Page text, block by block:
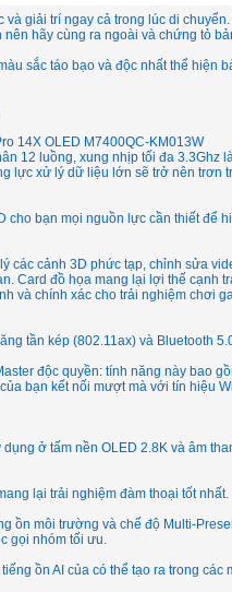
giải trí ngay cả trong lúc di
hãy cùng ra ngoài và chứng tỏ
sắc táo bạo và độc nhất thể hiện
14X OLED M7400QC-KM013W
12 luồng, xung nhịp tối đa 3.3Ghz
lực xử lý dữ liệu lớn sẽ trở nên trơn
bạn mọi nguồn lực cần thiết để
các cảnh 3D phức tạp, chỉnh sửa
Card đồ họa mang lại lợi thế cạnh
và chính xác cho trải nghiệm chơi
tần kép (802.11ax) và Bluetooth
độc quyền: tính năng này bao
bạn kết nối mượt mà với tín hiệu
ở tấm nền OLED 2.8K và âm
lại trải nghiệm đàm thoại tốt nhất.
ồn môi trường và chế độ Multi-
gọi nhóm tối ưu.
ồn AI của có thể tạo ra trong các